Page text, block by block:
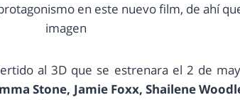
en este nuevo film, de ahí
imagen
al 3D que se estrenara el 2 de
Stone, Jamie Foxx, Shailene